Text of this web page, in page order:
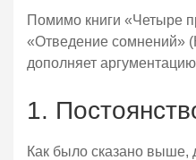
Помимо книги «Четыре
«Отведение сомнений»
дополняет
1.
Как было сказано выше,